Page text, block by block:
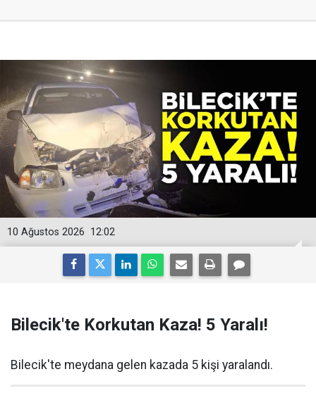
12:02
10 Ağustos 2026
Bilecik'te Korkutan Kaza! 5 Yaralı!
Bilecik'te meydana gelen kazada 5 kişi yaralandı.